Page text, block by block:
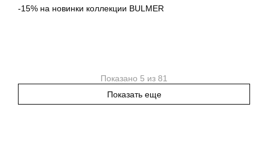
-15% на новинки коллекции BULMER
Показано 5 из 81
Показать еще